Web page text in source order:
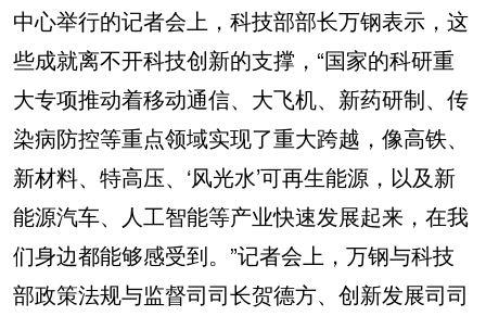
中心举行的记者会上，科技部部长万钢表示，这
些成就离不开科技创新的支撑，“国家的科研重
大专项推动着移动通信、大飞机、新药研制、传
染病防控等重点领域实现了重大跨越，像高铁、
新材料、特高压、‘风光水’可再生能源，以及新
能源汽车、人工智能等产业快速发展起来，在我
们身边都能够感受到。”记者会上，万钢与科技
部政策法规与监督司司长贺德方、创新发展司司